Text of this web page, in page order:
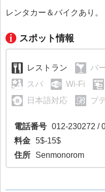
レンタカー＆バイクあり。
スポット情報
レストラン バ
スパ
Wi-Fi
日本語対応
ブ
電話番号 012-230272 /
料金 5$-15$
住所
Senmonorom